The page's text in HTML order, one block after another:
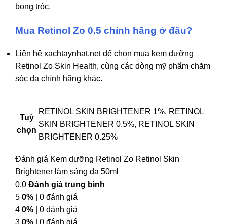
bong tróc.
Mua Retinol Zo 0.5 chính hãng ở đâu?
Liên hệ xachtaynhat.net để chọn mua kem dưỡng
Retinol Zo Skin Health, cùng các dòng mỹ phẩm chăm
sóc da chính hãng khác.
Tuỳ
chọn
RETINOL SKIN BRIGHTENER 1%, RETINOL
SKIN BRIGHTENER 0.5%, RETINOL SKIN
BRIGHTENER 0.25%
Đánh giá Kem dưỡng Retinol Zo Retinol Skin
Brightener làm sáng da 50ml
0.0 Đánh giá trung bình
5 0% | 0 đánh giá
4 0% | 0 đánh giá
3 0% | 0 đánh giá